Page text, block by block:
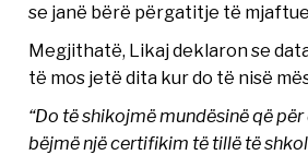
se janë bërë përgatitje të
Megjithatë, Likaj deklaron se
të mos jetë dita kur do të nisë
“Do të shikojmë mundësinë që
bëjmë një certifikim të tillë të